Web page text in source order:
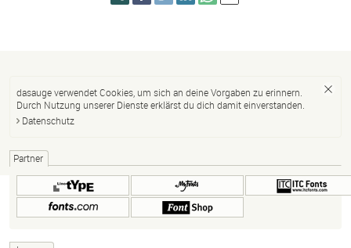
dasauge verwendet Cookies, um sich an deine Vorgaben zu erinnern.
Durch Nutzung unserer Dienste erklärst du dich damit einverstanden.
Datenschutz
Partner